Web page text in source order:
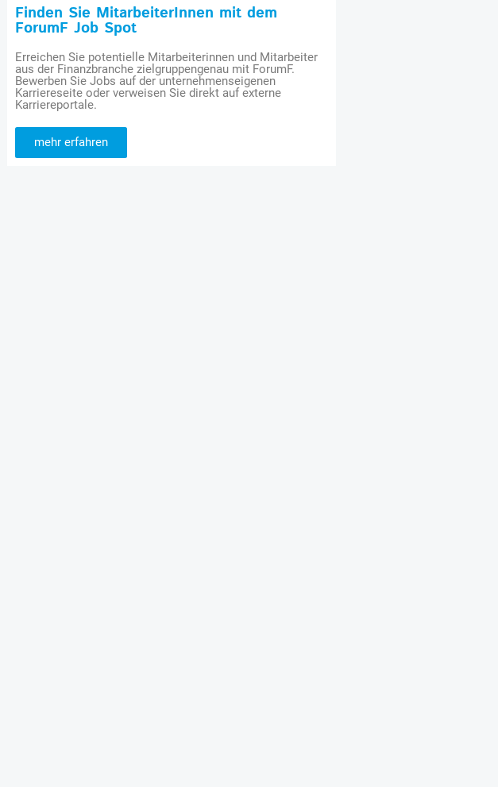
Finden Sie MitarbeiterInnen mit dem
ForumF Job Spot
Erreichen Sie potentielle Mitarbeiterinnen und Mitarbeiter
aus der Finanzbranche zielgruppengenau mit ForumF.
Bewerben Sie Jobs auf der unternehmenseigenen
Karriereseite oder verweisen Sie direkt auf externe
Karriereportale.
mehr erfahren